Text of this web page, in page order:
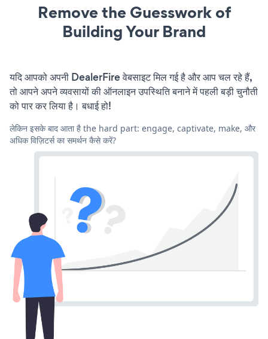
Remove the Guesswork of
Building Your Brand
यदि आपको अपनी DealerFire वेबसाइट मिल गई है और आप चल रहे हैं,
तो आपने अपने व्यवसायों की ऑनलाइन उपस्थिति बनाने में पहली बड़ी चुनौती
को पार कर लिया है। बधाई हो!
लेकिन इसके बाद आता है the hard part: engage, captivate, make, और
अधिक विज़िटर्स का समर्थन कैसे करें?